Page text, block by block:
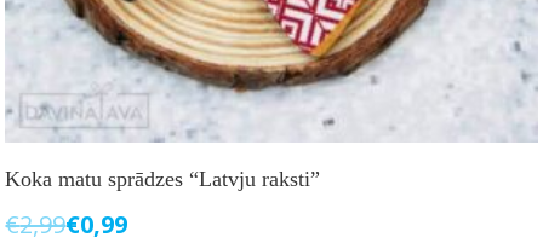
Koka matu sprādzes “Latvju raksti”
€2,99€0,99